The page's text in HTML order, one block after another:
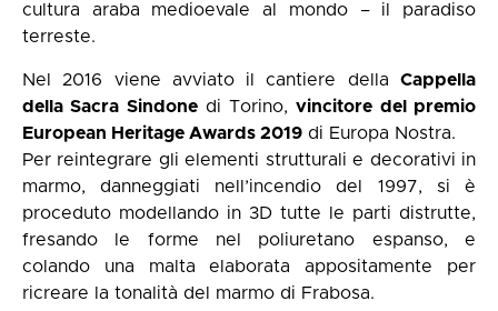
cultura araba medioevale al mondo – il paradiso
terreste.
Nel 2016 viene avviato il cantiere della Cappella
della Sacra Sindonedi Torino,vincitore del premio
European Heritage Awards 2019 di Europa Nostra.
Per reintegrare gli elementi strutturali e decorativi in
marmo, danneggiati nell’incendio del 1997, si è
proceduto modellando in 3D tutte le parti distrutte,
fresando le forme nel poliuretano espanso, e
colando una malta elaborata appositamente per
ricreare la tonalità del marmo di Frabosa.